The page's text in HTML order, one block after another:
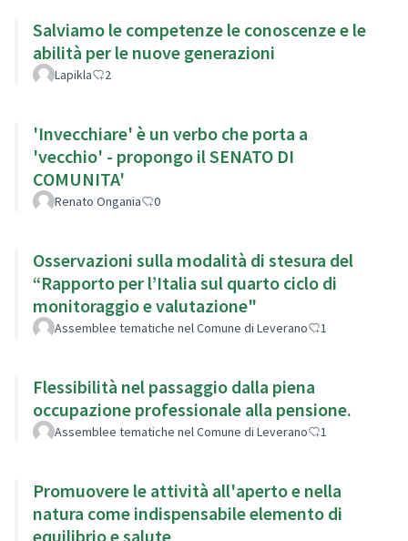
Salviamo le competenze le conoscenze e le
abilità per le nuove generazioni
Lapikla 2
'Invecchiare' è un verbo che porta a
'vecchio' - propongo il SENATO DI
COMUNITA'
Renato Ongania 0
Osservazioni sulla modalità di stesura del
“Rapporto per l’Italia sul quarto ciclo di
monitoraggio e valutazione"
Assemblee tematiche nel Comune di Leverano 1
Flessibilità nel passaggio dalla piena
occupazione professionale alla pensione.
Assemblee tematiche nel Comune di Leverano 1
Promuovere le attività all'aperto e nella
natura come indispensabile elemento di
equilibrio e salute